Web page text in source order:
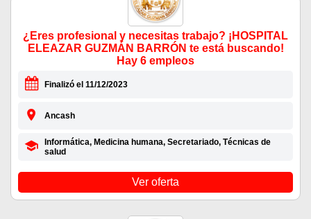
¿Eres profesional y necesitas trabajo? ¡HOSPITAL
ELEAZAR GUZMÁN BARRÓN te está buscando!
Hay 6 empleos
Finalizó el 11/12/2023
Ancash
Informática, Medicina humana, Secretariado, Técnicas de
salud
Ver oferta